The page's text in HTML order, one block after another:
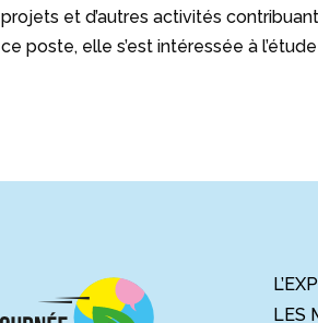
et d’autres activités
ce poste, elle s’est intéressée à
LES